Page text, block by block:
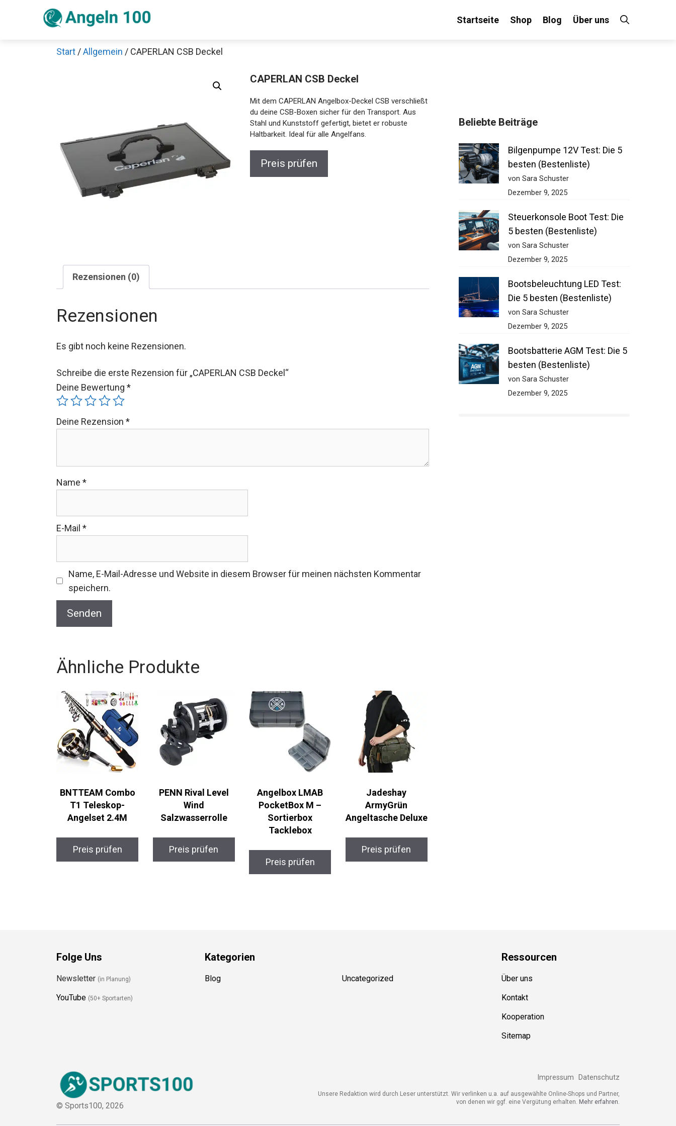
Startseite Shop Blog Über uns
Start /Allgemein / CAPERLAN CSB Deckel
CAPERLAN CSB Deckel
Mit dem CAPERLAN Angelbox-Deckel CSB verschließt
du deine CSB-Boxen sicher für den Transport. Aus
Stahl und Kunststoff gefertigt, bietet er robuste
Haltbarkeit. Ideal für alle Angelfans.
Preis prüfen
Rezensionen (0)
Rezensionen
Es gibt noch keine Rezensionen.
Schreibe die erste Rezension für „CAPERLAN CSB Deckel“
Deine Bewertung *
Deine Rezension *
Name *
E-Mail *
Name, E-Mail-Adresse und Website in diesem Browser für meinen nächsten Kommentar
speichern.
Ähnliche Produkte
BNTTEAM Combo
T1 Teleskop-
Angelset 2.4M
Preis prüfen
PENN Rival Level
Wind
Salzwasserrolle
Preis prüfen
Angelbox LMAB
PocketBox M –
Sortierbox
Tacklebox
Preis prüfen
Jadeshay
ArmyGrün
Angeltasche Deluxe
Preis prüfen
Beliebte Beiträge
Bilgenpumpe 12V Test: Die 5
besten (Bestenliste)
von Sara Schuster
Dezember 9, 2025
Steuerkonsole Boot Test: Die
5 besten (Bestenliste)
von Sara Schuster
Dezember 9, 2025
Bootsbeleuchtung LED Test:
Die 5 besten (Bestenliste)
von Sara Schuster
Dezember 9, 2025
Bootsbatterie AGM Test: Die 5
besten (Bestenliste)
von Sara Schuster
Dezember 9, 2025
Folge Uns
Newsletter (in Planung)
YouTube (50+ Sportarten)
Kategorien
Blog Uncategorized
Ressourcen
Über uns
Kontakt
Kooperation
Sitemap
© Sports100, 2026
Impressum Datenschutz
Unsere Redaktion wird durch Leser unterstützt. Wir verlinken u.a. auf ausgewählte Online-Shops und Partner,
von denen wir ggf. eine Vergütung erhalten. Mehr erfahren.